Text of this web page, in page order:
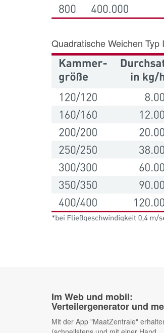
Quadratische Weichen Typ
Im Web und mobil:
Verteilergenerator und
Mit der App "MaatZentrale"